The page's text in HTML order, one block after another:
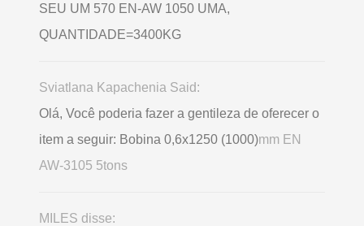
SEU UM 570 EN-AW 1050 UMA,
QUANTIDADE=3400KG
Sviatlana Kapachenia Said:
Olá, Você poderia fazer a gentileza de oferecer o
item a seguir: Bobina 0,6х1250 (1000)mm EN
AW-3105 5tons
MILES disse: